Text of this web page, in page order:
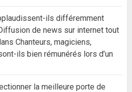
ils différemment
de news sur internet tout
Chanteurs, magiciens,
ils bien rémunérés lors d’un
la meilleure porte de